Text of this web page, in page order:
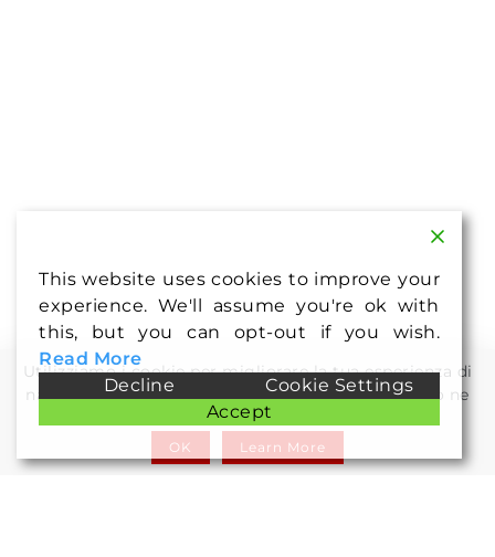
Utilizziamo i cookie per migliorare la tua esperienza di
navigazione. Continuando a utilizzare il nostro sito ne
acconsenti l\'utilizzo.
OK Learn More
This website uses cookies to improve your
experience. We'll assume you're ok with
this, but you can opt-out if you wish.
Read More
Decline
Cookie Settings
Accept